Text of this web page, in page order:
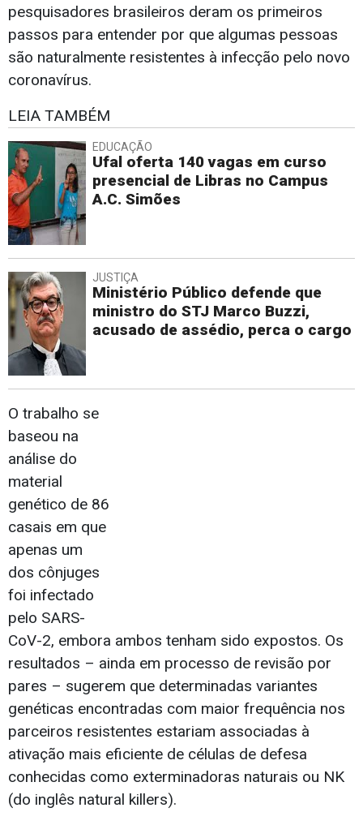
pesquisadores brasileiros deram os primeiros
passos para entender por que algumas pessoas
são naturalmente resistentes à infecção pelo novo
coronavírus.
LEIA TAMBÉM
EDUCAÇÃO
Ufal oferta 140 vagas em curso
presencial de Libras no Campus
A.C. Simões
JUSTIÇA
Ministério Público defende que
ministro do STJ Marco Buzzi,
acusado de assédio, perca o cargo
O trabalho se
baseou na
análise do
material
genético de 86
casais em que
apenas um
dos cônjuges
foi infectado
pelo SARS-
CoV-2, embora ambos tenham sido expostos. Os
resultados – ainda em processo de revisão por
pares – sugerem que determinadas variantes
genéticas encontradas com maior frequência nos
parceiros resistentes estariam associadas à
ativação mais eficiente de células de defesa
conhecidas como exterminadoras naturais ou NK
(do inglês natural killers).